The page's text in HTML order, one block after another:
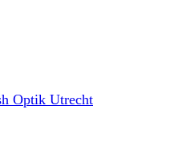
Optik Utrecht